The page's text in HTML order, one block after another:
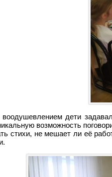
дети
возможность
стихи, не мешает ли её